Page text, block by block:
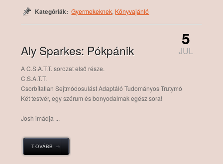
Kategóriák: Gyermekeknek, Könyvajánló
Aly Sparkes: Pókpánik
A C.S.A.T.T. sorozat első része.
C.S.A.T.T.
Csorbítatlan Sejtmódosulást Adaptáló Tudományos Trutymó
Két testvér, egy szérum és bonyodalmak egész sora!
Josh imádja ...
TOVÁBB →
5
JUL